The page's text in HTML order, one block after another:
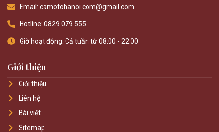
Email: camotohanoi.com@gmail.com
Hotline: 0829 079 555
Giờ hoạt động: Cả tuần từ 08:00 - 22:00
Giới thiệu
Giới thiệu
Liên hệ
Bài viết
Sitemap